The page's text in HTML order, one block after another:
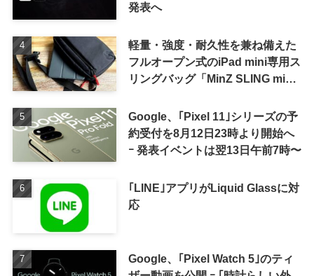
発表へ
軽量・強度・耐久性を兼ね備えた
フルオープン式のiPad mini専用ス
リングバッグ「MinZ SLING mini
Google、｢Pixel 11｣シリーズの予
約受付を8月12日23時より開始へ
ｰ 発表イベントは翌13日午前7時〜
｢LINE｣アプリがLiquid Glassに対
応
Google、｢Pixel Watch 5｣のティ